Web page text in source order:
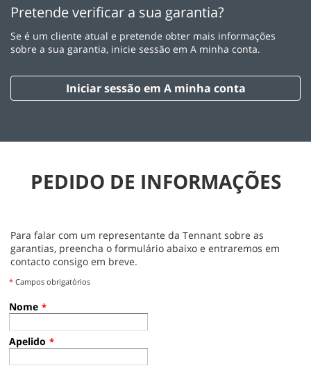
Pretende verificar a sua garantia?
Se é um cliente atual e pretende obter mais informações
sobre a sua garantia, inicie sessão em A minha conta.
Iniciar sessão em A minha conta
PEDIDO DE INFORMAÇÕES
Para falar com um representante da Tennant sobre as
garantias, preencha o formulário abaixo e entraremos em
contacto consigo em breve.
* Campos obrigatórios
Nome *
Apelido *